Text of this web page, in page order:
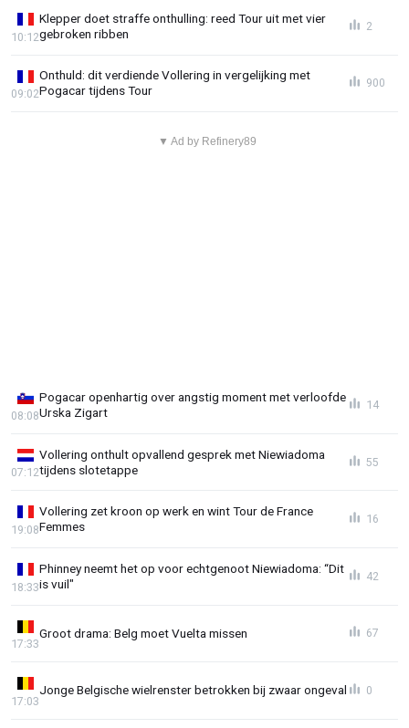
Klepper doet straffe onthulling: reed Tour uit met vier
gebroken ribben
10:12
2
Onthuld: dit verdiende Vollering in vergelijking met
Pogacar tijdens Tour
09:02
900
▼ Ad by Refinery89
Pogacar openhartig over angstig moment met verloofde
Urska Zigart
08:08
14
Vollering onthult opvallend gesprek met Niewiadoma
tijdens slotetappe
07:12
55
Vollering zet kroon op werk en wint Tour de France
Femmes
19:08
16
Phinney neemt het op voor echtgenoot Niewiadoma: “Dit
is vuil"
18:33
42
Groot drama: Belg moet Vuelta missen
17:33
67
Jonge Belgische wielrenster betrokken bij zwaar ongeval
17:03
0